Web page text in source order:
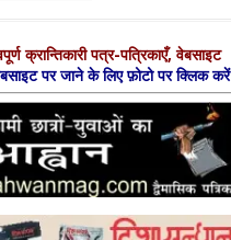
क्रान्तिकारी पत्र-पत्रिकाएँ, वेबसाइट
पर जाने के लिए फ़ोटो पर क्लिक करें